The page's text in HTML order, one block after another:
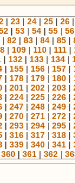
| 23| 24| 25| 26|
| 53 | 54 | 55 | 56
| 82 | 83 | 84 | 85 |
| 109| 110| 111|
| 132 | 133 | 134 |
| 155 | 156 | 157 |
| 178 | 179 | 180 |
| 201 | 202 | 203 |
| 224| 225| 226|
| 247 | 248 | 249 |
| 270 | 271 | 272 |
| 293 | 294 | 295 |
| 316| 317| 318|
| 339 | 340 | 341 |
360 | 361 | 362 |